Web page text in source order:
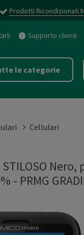
Prodotti Ricondizionati
Supporto clienti
le categorie
Cellulari
STILOSO
- PRMG